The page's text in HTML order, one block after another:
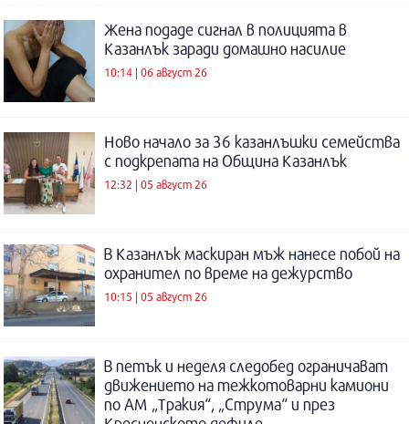
Жена подаде сигнал в полицията в
Казанлък заради домашно насилие
10:14 | 06 август 26
Ново начало за 36 казанлъшки семейства
с подкрепата на Община Казанлък
12:32 | 05 август 26
В Казанлък маскиран мъж нанесе побой на
охранител по време на дежурство
10:15 | 05 август 26
В петък и неделя следобед ограничават
движението на тежкотоварни камиони
по АМ „Тракия“, „Струма“ и през